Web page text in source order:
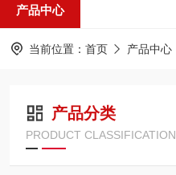
产品中心
当前位置： 首页 产品中心
产品分类
PRODUCT CLASSIFICATION